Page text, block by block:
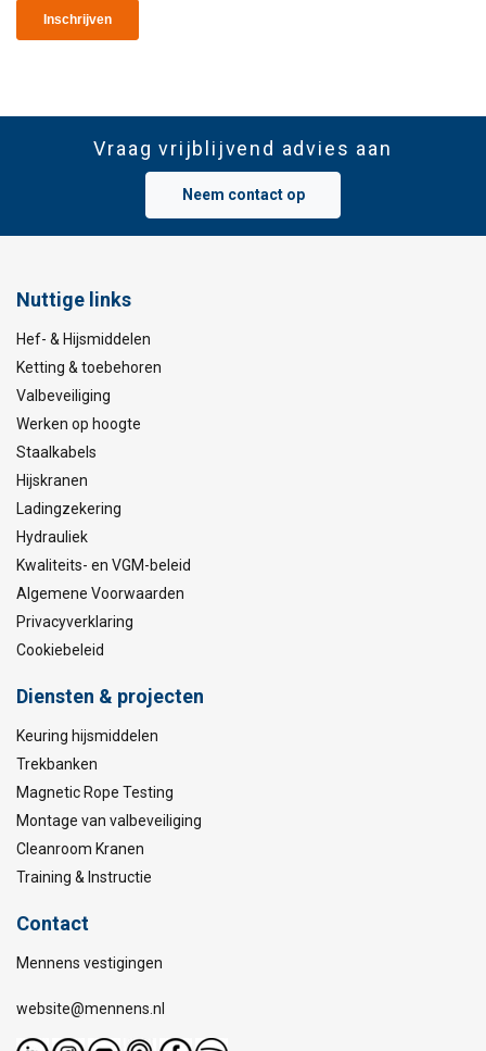
Vraag vrijblijvend advies aan
Neem contact op
Nuttige links
Hef- & Hijsmiddelen
Ketting & toebehoren
Valbeveiliging
Werken op hoogte
Staalkabels
Hijskranen
Ladingzekering
Hydrauliek
Kwaliteits- en VGM-beleid
Algemene Voorwaarden
Privacyverklaring
Cookiebeleid
Diensten & projecten
Keuring hijsmiddelen
Trekbanken
Magnetic Rope Testing
Montage van valbeveiliging
Cleanroom Kranen
Training & Instructie
Contact
Mennens vestigingen
website@mennens.nl